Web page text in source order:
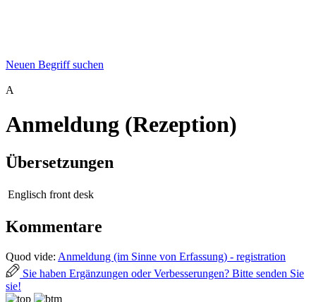
Neuen Begriff suchen
A
Anmeldung (Rezeption)
Übersetzungen
Englisch front desk
Kommentare
Quod vide: Anmeldung (im Sinne von Erfassung) - registration
Sie haben Ergänzungen oder Verbesserungen? Bitte senden Sie
sie!